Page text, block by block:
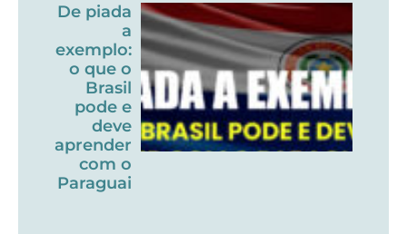
De piada
a
exemplo:
o que o
Brasil
pode e
deve
aprender
com o
Paraguai